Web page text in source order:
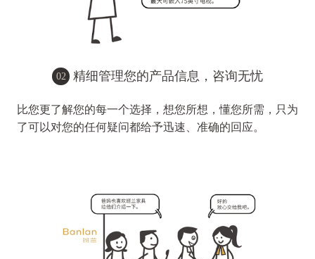
02 精细管理您的产品信息，咨询无忧
比您更了解您的每一个选择，想您所想，懂您所需，只为
了可以对您的任何疑问都给予迅速、准确的回应。